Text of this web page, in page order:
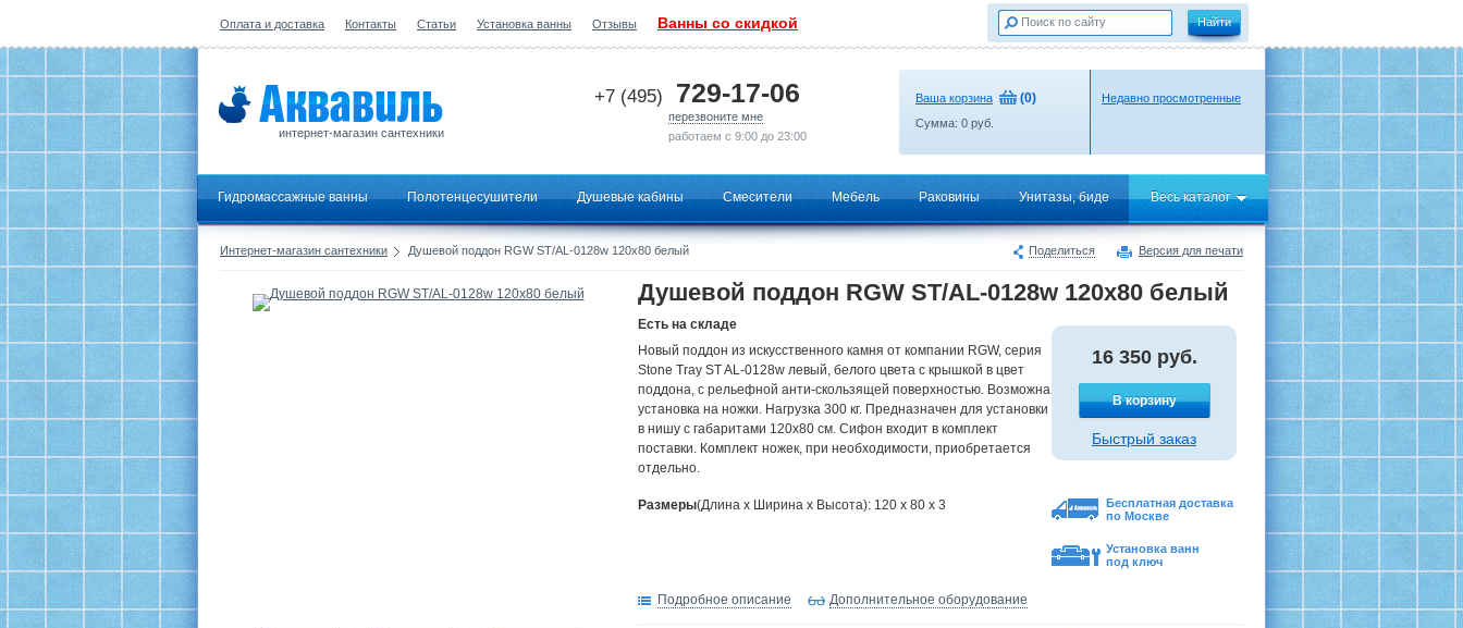
Оплата и доставка Контакты Статьи Установка ванны Отзывы Ванны со скидкой
интернет-магазин сантехники
+7 (495) 729-17-06
перезвоните мне
работаем с 9:00 до 23:00
Ваша корзина (0)
Сумма: 0 руб.
Недавно просмотренные
Гидромассажные ванны Полотенцесушители Душевые кабины Смесители Мебель Раковины Унитазы, биде Весь каталог
Поделиться Версия для печати
Интернет-магазин сантехники Душевой поддон RGW ST/AL-0128w 120x80 белый
Душевой поддон RGW ST/AL-0128w 120x80 белый
Есть на складе
Новый поддон из искусственного камня от компании RGW, серия
Stone Tray ST AL-0128w левый, белого цвета с крышкой в цвет
поддона, с рельефной анти-скользящей поверхностью. Возможна
установка на ножки. Нагрузка 300 кг. Предназначен для установки
в нишу с габаритами 120x80 cм. Сифон входит в комплект
поставки. Комплект ножек, при необходимости, приобретается
отдельно.
Размеры(Длина х Ширина х Высота): 120 x 80 x 3
16 350 руб.
В корзину
Быстрый заказ
Бесплатная доставка
по Москве
Установка ванн
под ключ
Подробное описание Дополнительное оборудование